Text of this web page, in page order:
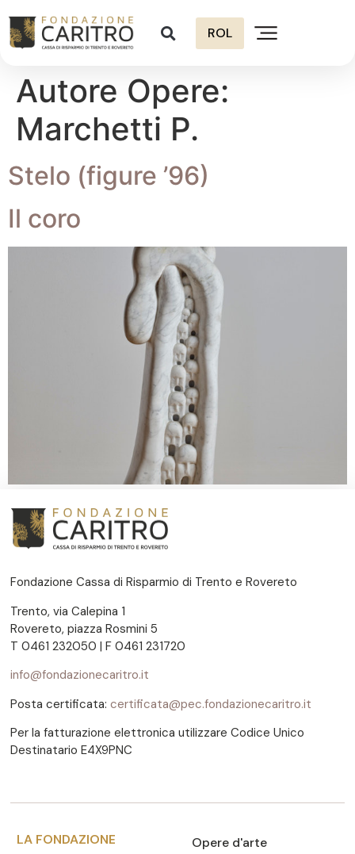
ROL
Autore Opere:
Marchetti P.
Stelo (figure ’96)
Il coro
Fondazione Cassa di Risparmio di Trento e Rovereto
Trento, via Calepina 1
Rovereto, piazza Rosmini 5
T 0461 232050 | F 0461 231720
info@fondazionecaritro.it
Posta certificata: certificata@pec.fondazionecaritro.it
Per la fatturazione elettronica utilizzare Codice Unico
Destinatario E4X9PNC
LA FONDAZIONE Opere d'arte